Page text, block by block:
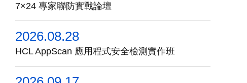
7×24 專家聯防實戰論壇
2026.08.28
HCL AppScan 應用程式安全檢測實作班